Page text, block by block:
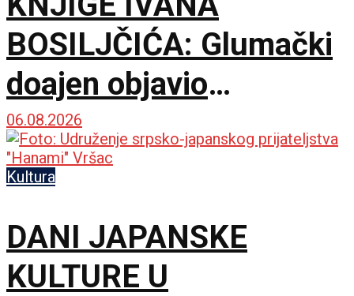
BOSILJČIĆA: Glumački
doajen objavio
autorizovani prvenac
„Naše priče“
06.08.2026
Kultura
DANI JAPANSKE
KULTURE U